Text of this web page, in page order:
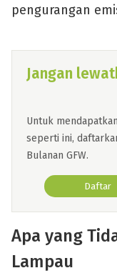
pengurangan
Jangan
Untuk
seperti ini,
Bulanan GFW.
Daftar
Apa yang
Lampau